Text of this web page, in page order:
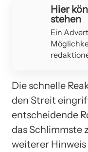
Hier
stehen
Ein
Die schnelle
den Streit
entscheidende
das Schlimmste
weiterer